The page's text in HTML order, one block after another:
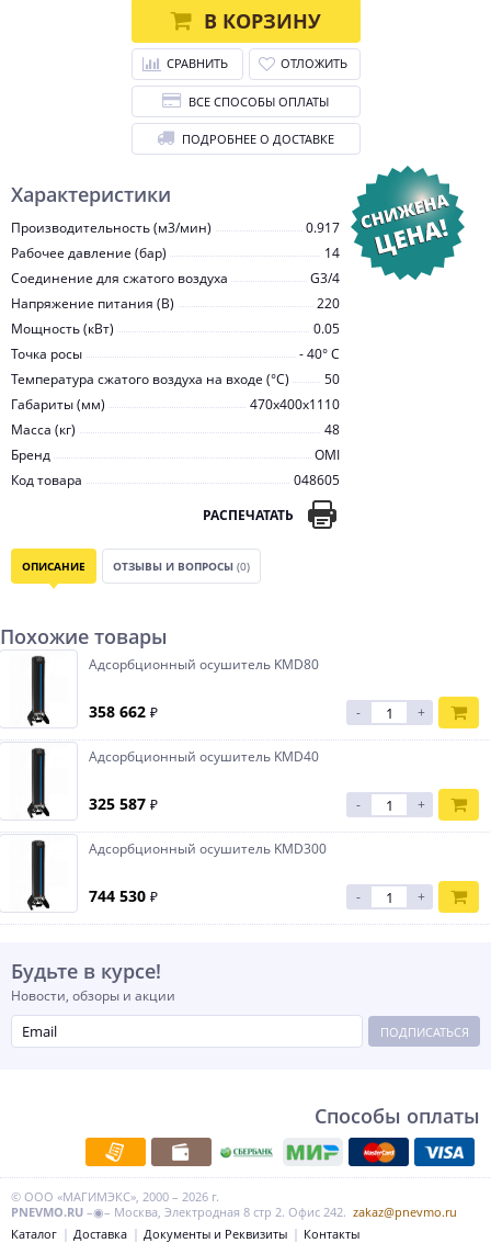
Характеристики
Производительность (м3/мин)
0.917
Рабочее давление (бар)
14
Соединение для сжатого воздуха
G3/4
Напряжение питания (В)
220
Мощность (кВт)
0.05
Точка росы
- 40° С
Температура сжатого воздуха на входе (°С)
50
Габариты (мм)
470x400x1110
Масса (кг)
48
Бренд
OMI
Код товара
048605
РАСПЕЧАТАТЬ
В КОРЗИНУ
СРАВНИТЬ ОТЛОЖИТЬ
ВСЕ СПОСОБЫ ОПЛАТЫ
ПОДРОБНЕЕ О ДОСТАВКЕ
ОПИСАНИЕ ОТЗЫВЫ И ВОПРОСЫ (0)
Похожие товары
Адсорбционный осушитель KMD80
358 662 ₽ - +
Адсорбционный осушитель KMD40
325 587 ₽ - +
Адсорбционный осушитель KMD300
744 530 ₽ - +
Будьте в курсе!
Новости, обзоры и акции
ПОДПИСАТЬСЯ
Способы оплаты
© ООО «МАГИМЭКС», 2000 – 2026 г.
PNEVMO.RU –◉– Москва, Электродная 8 стр 2. Офис 242. zakaz@pnevmo.ru
Каталог
Доставка Документы и Реквизиты Контакты